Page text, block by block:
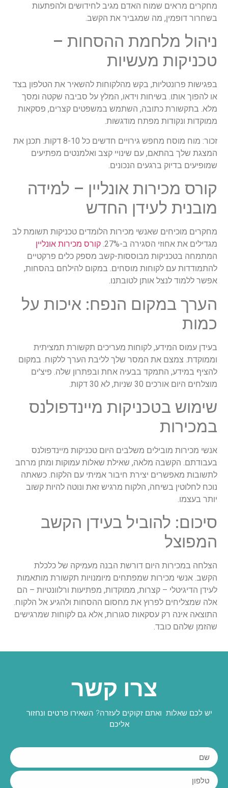
מחקרים מראים שמוח האדם מגיב לחידושים ולהפתעות
בשחרור דופמין, מה שמגביר את הקשב.
ניהול מלחמת ההסחות –
טכניקות מעשיות
בפגישות פרונטליות, בקש מהלקוחות להשאיר את הטלפון בצד
או להפוך אותו. בשיחות וידאו, המלץ על סביבה שקטה ומסך
מלא. בתקשורת כתובה, השתמש במשפטים קצרים, פסקאות
ממוקדות ונקודות מפתח מודגשות.
זכור: מוח מוסח מחפש גירויים חדשים כל 8-10 דקות. תכנן את
המצגת שלך בהתאם, עם שינויי קצב ואלמנטים מפתיעים
שמופיעים בדיוק ברגעים הנכונים.
קורס מכירות אונליין – למידה
מובנית לעידן החדש
מחקרים מוכיחים שאנשי מכירות הלומדים טכניקות תשומת לב
מגדילים את אחוזי הסגירה ב-27%.
קורס מכירות אונליין
המתמחה בטכניקות מבוססות-קשב מספק כלים פרקטיים
להתמודדות עם לקוחות מוסחים. במקום להילחם בהסחות,
אפשר ללמוד לנצל אותן לטובתנו.
הערך במקום הנפח: איכות על
כמות
בעידן עמוס המידע, לקוחות מעריכים תקשורת תמציתית
וממוקדת. צמצם את המסר שלך לליבת הערך ללקוח. במקום
להציף במידע, התמקד בבעיה אחת ובפתרון שלה. פיצ'ים
מוצלחים היום אורכים 30 שניות, לא 30 דקות.
שימוש בטכניקות מיינדפולנס
במכירות
אנשי מכירות מובילים משלבים היום טכניקות מיינדפולנס
בעבודתם. הקשבה מלאה, שאילת שאלות עמוקות ומתן מרחב
לתשובות מאפשרים יצירת חיבור אמיתי עם הלקוח. כשאתה
נוכח לחלוטין בשיחה, הלקוח מרגיש זאת ונוטה להיות קשוב
יותר בעצמו.
סיכום: להוביל בעידן הקשב
המפוצל
הצלחה במכירות היום דורשת הבנה מעמיקה של כלכלת
הקשב. אנשי מכירות שמפתחים מיומנויות תקשורת מותאמות
לעידן הדיגיטלי – קצרות, ממוקדות, מפתיעות ורלוונטיות – הם
אלה שמצליחים לפרוץ את מחסום ההסחות ולהגיע אל הלקוח.
התוצאה אינה רק עסקאות סגורות, אלא גם לקוחות שמרגישים
שהזמן שלהם כובד.
צרו קשר
יש לכם שאלות ואתם זקוקים לעזרה? השאירו פרטים ונחזור
אליכם